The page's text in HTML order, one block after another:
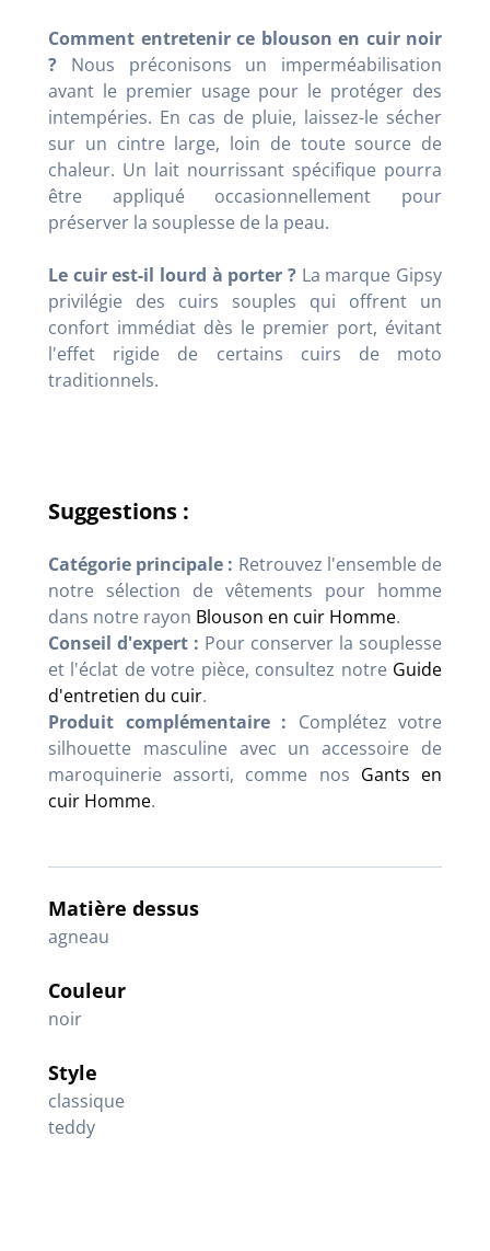
Comment entretenir ce blouson en cuir noir
? Nous préconisons un imperméabilisation
avant le premier usage pour le protéger des
intempéries. En cas de pluie, laissez-le sécher
sur un cintre large, loin de toute source de
chaleur. Un lait nourrissant spécifique pourra
être appliqué occasionnellement pour
préserver la souplesse de la peau.
Le cuir est-il lourd à porter ? La marque Gipsy
privilégie des cuirs souples qui offrent un
confort immédiat dès le premier port, évitant
l'effet rigide de certains cuirs de moto
traditionnels.
Suggestions :
Catégorie principale : Retrouvez l'ensemble de
notre sélection de vêtements pour homme
dans notre rayon Blouson en cuir Homme.
Conseil d'expert : Pour conserver la souplesse
et l'éclat de votre pièce, consultez notre Guide
d'entretien du cuir.
Produit complémentaire : Complétez votre
silhouette masculine avec un accessoire de
maroquinerie assorti, comme nos Gants en
cuir Homme.
Matière dessus
agneau
Couleur
noir
Style
classique
teddy